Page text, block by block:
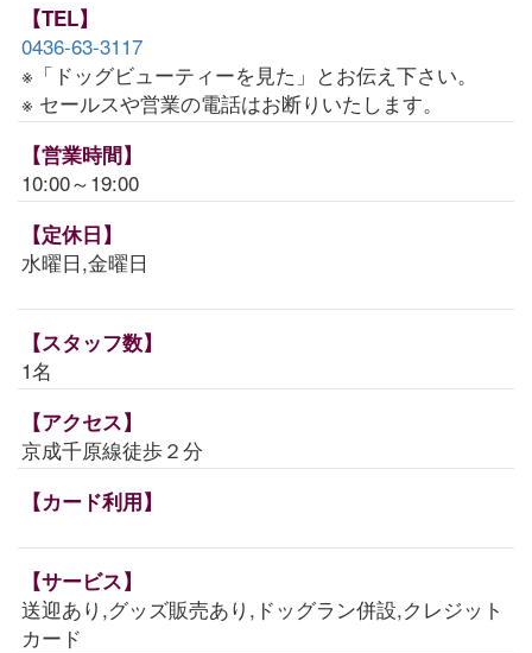
【TEL】
0436-63-3117
※「ドッグビューティーを見た」とお伝え下さい。
※ セールスや営業の電話はお断りいたします。
【営業時間】
10:00～19:00
【定休日】
水曜日,金曜日
【スタッフ数】
1名
【アクセス】
京成千原線徒歩２分
【カード利用】
【サービス】
送迎あり,グッズ販売あり,ドッグラン併設,クレジット
カード